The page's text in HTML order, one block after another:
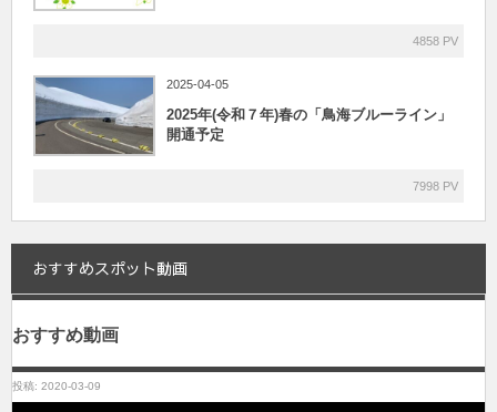
4858 PV
2025-04-05
2025年(令和７年)春の「鳥海ブルーライン」
開通予定
7998 PV
おすすめスポット動画
おすすめ動画
投稿: 2020-03-09